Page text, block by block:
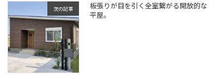
次の記事
板張りが目を引く全室繋がる開放的な
平屋。